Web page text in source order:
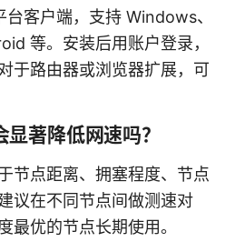
客户端，支持 Windows、
等。安装后用账户登录，
于路由器或浏览器扩展，可
著降低网速吗？
节点距离、拥塞程度、节点
议在不同节点间做测速对
最优的节点长期使用。